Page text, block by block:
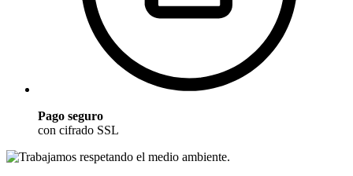
Pago seguro
con cifrado SSL